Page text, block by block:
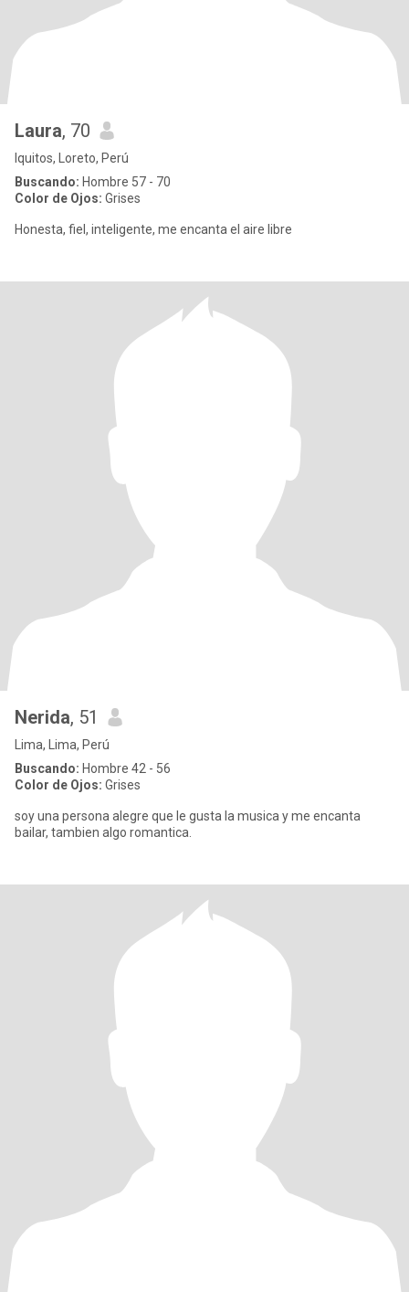
Laura, 70
Iquitos, Loreto, Perú
Buscando: Hombre 57 - 70
Color de Ojos: Grises
Honesta, fiel, inteligente, me encanta el aire libre
Nerida, 51
Lima, Lima, Perú
Buscando: Hombre 42 - 56
Color de Ojos: Grises
soy una persona alegre que le gusta la musica y me encanta
bailar, tambien algo romantica.